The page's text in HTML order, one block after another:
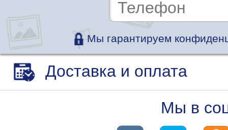
Мы гарантируем
Доставка и оплата
Мы в